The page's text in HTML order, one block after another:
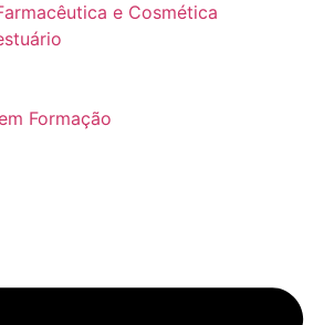
e Cosmética
Formação